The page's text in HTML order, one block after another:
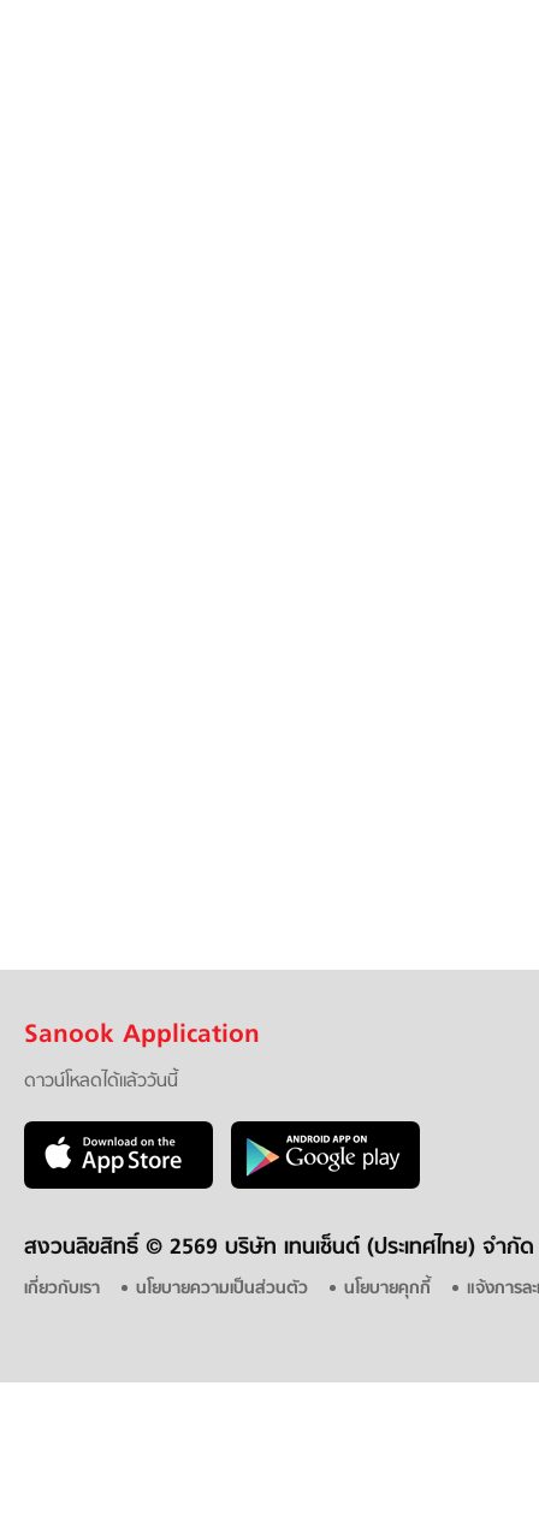
Sanook Application
ดาวน์โหลดได้แล้ววันนี้
สงวนลิขสิทธิ์ © 2569 บริษัท เทนเซ็นต์ (ประเทศไทย) จำกัด
เกี่ยวกับเรา นโยบายความเป็นส่วนตัว นโยบายคุกกี้ แจ้งการล